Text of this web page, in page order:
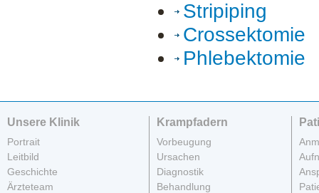
Stripiping
Crossektomie
Phlebektomie
Unsere Klinik
Portrait
Leitbild
Geschichte
Ärzteteam
Krampfadern
Vorbeugung
Ursachen
Diagnostik
Behandlung